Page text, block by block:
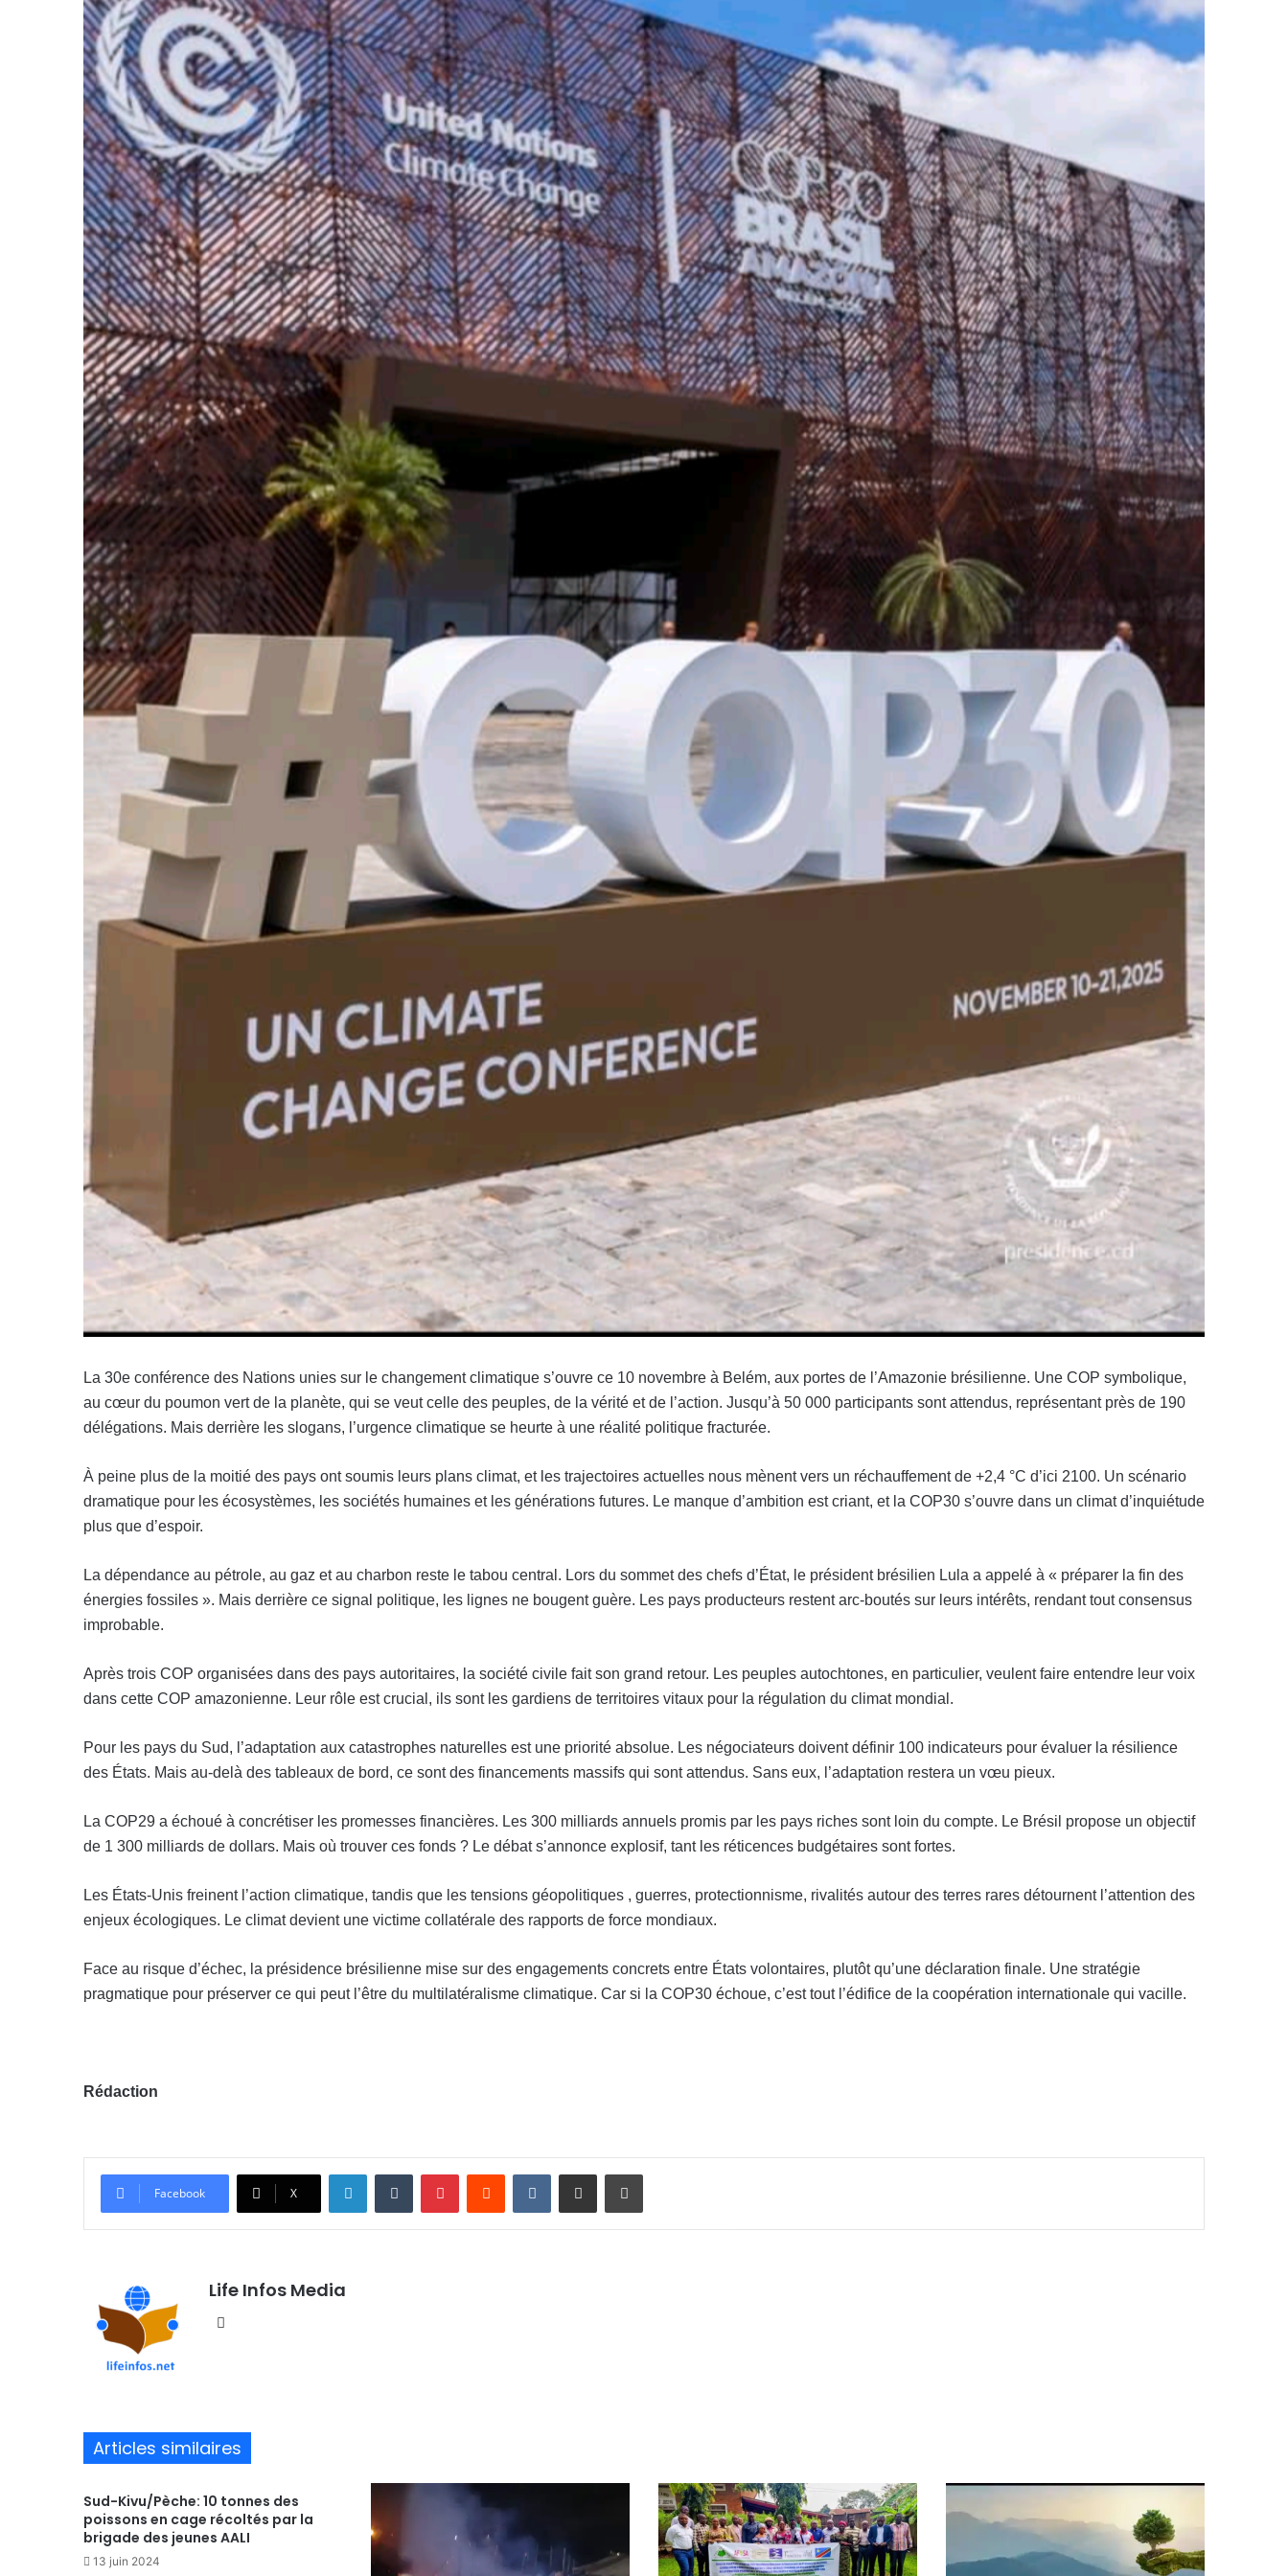
La 30e conférence des Nations unies sur le changement climatique s’ouvre ce 10 novembre à Belém, aux portes de l’Amazonie brésilienne. Une COP symbolique,
au cœur du poumon vert de la planète, qui se veut celle des peuples, de la vérité et de l’action. Jusqu’à 50 000 participants sont attendus, représentant près de 190
délégations. Mais derrière les slogans, l’urgence climatique se heurte à une réalité politique fracturée.
À peine plus de la moitié des pays ont soumis leurs plans climat, et les trajectoires actuelles nous mènent vers un réchauffement de +2,4 °C d’ici 2100. Un scénario
dramatique pour les écosystèmes, les sociétés humaines et les générations futures. Le manque d’ambition est criant, et la COP30 s’ouvre dans un climat d’inquiétude
plus que d’espoir.
La dépendance au pétrole, au gaz et au charbon reste le tabou central. Lors du sommet des chefs d’État, le président brésilien Lula a appelé à « préparer la fin des
énergies fossiles ». Mais derrière ce signal politique, les lignes ne bougent guère. Les pays producteurs restent arc-boutés sur leurs intérêts, rendant tout consensus
improbable.
Après trois COP organisées dans des pays autoritaires, la société civile fait son grand retour. Les peuples autochtones, en particulier, veulent faire entendre leur voix
dans cette COP amazonienne. Leur rôle est crucial, ils sont les gardiens de territoires vitaux pour la régulation du climat mondial.
Pour les pays du Sud, l’adaptation aux catastrophes naturelles est une priorité absolue. Les négociateurs doivent définir 100 indicateurs pour évaluer la résilience
des États. Mais au-delà des tableaux de bord, ce sont des financements massifs qui sont attendus. Sans eux, l’adaptation restera un vœu pieux.
La COP29 a échoué à concrétiser les promesses financières. Les 300 milliards annuels promis par les pays riches sont loin du compte. Le Brésil propose un objectif
de 1 300 milliards de dollars. Mais où trouver ces fonds ? Le débat s’annonce explosif, tant les réticences budgétaires sont fortes.
Les États-Unis freinent l’action climatique, tandis que les tensions géopolitiques , guerres, protectionnisme, rivalités autour des terres rares détournent l’attention des
enjeux écologiques. Le climat devient une victime collatérale des rapports de force mondiaux.
Face au risque d’échec, la présidence brésilienne mise sur des engagements concrets entre États volontaires, plutôt qu’une déclaration finale. Une stratégie
pragmatique pour préserver ce qui peut l’être du multilatéralisme climatique. Car si la COP30 échoue, c’est tout l’édifice de la coopération internationale qui vacille.
Rédaction
Facebook X
Life Infos Media
Articles similaires
Sud-Kivu/Pèche: 10 tonnes des
poissons en cage récoltés par la
brigade des jeunes AALI
13 juin 2024